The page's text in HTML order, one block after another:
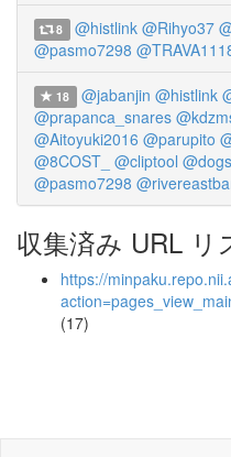
8 @histlink @Rihyo37
@pasmo7298
18 @jabanjin @histlink
@prapanca_snares
@Aitoyuki2016 @parupito
@8COST_ @cliptool
@pasmo7298
収集済み URL リ
https://
(17)